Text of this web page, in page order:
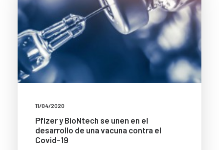
11/04/2020
Pfizer y BioNtech se unen en el
desarrollo de una vacuna contra el
Covid-19